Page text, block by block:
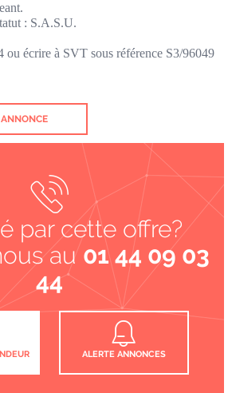
: S.A.S.U.
ou écrire à SVT sous référence S3/96049
ANNONCE
par cette offre?
au01 44 09 03
44
ALERTE ANNONCES